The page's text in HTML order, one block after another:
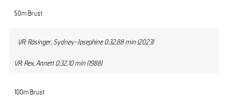
50m Brust
VR: Rösinger, Sydney-Josephine 0:32,88 min (2023)
VR: Rex, Annett 0:32,10 min (1988)
100m Brust